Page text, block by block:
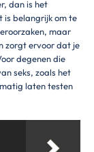
dan is het
is belangrijk om te
maar
zorgt ervoor dat je
degenen die
seks, zoals het
laten testen